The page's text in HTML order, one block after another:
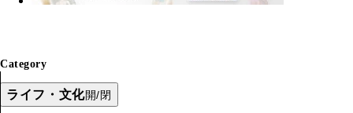
Category
ライフ・文化開/閉